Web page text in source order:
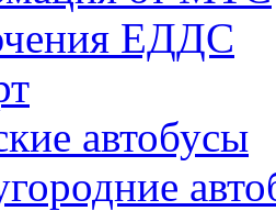
ЕДДС
автобусы